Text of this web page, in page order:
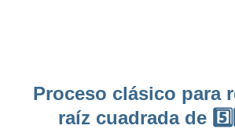
Proceso clásico para
raíz cuadrada de